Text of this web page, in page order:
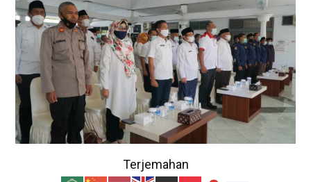
Terjemahan